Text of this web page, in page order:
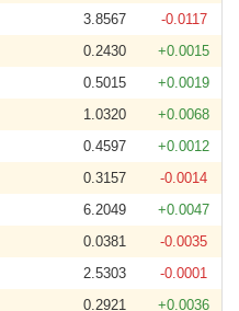
3.8567
-0.0117
0.2430
+0.0015
0.5015
+0.0019
1.0320
+0.0068
0.4597
+0.0012
0.3157
-0.0014
6.2049
+0.0047
0.0381
-0.0035
2.5303
-0.0001
0.2921
+0.0036